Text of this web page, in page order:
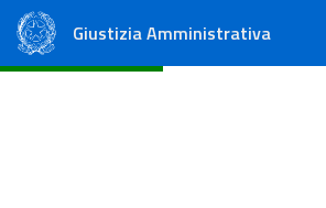
Giustizia Amministrativa